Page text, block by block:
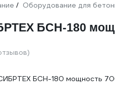
/ Оборудование для
БСН-180